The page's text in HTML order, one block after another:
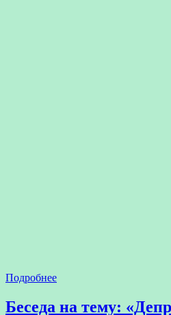
Подробнее
Беседа на тему: